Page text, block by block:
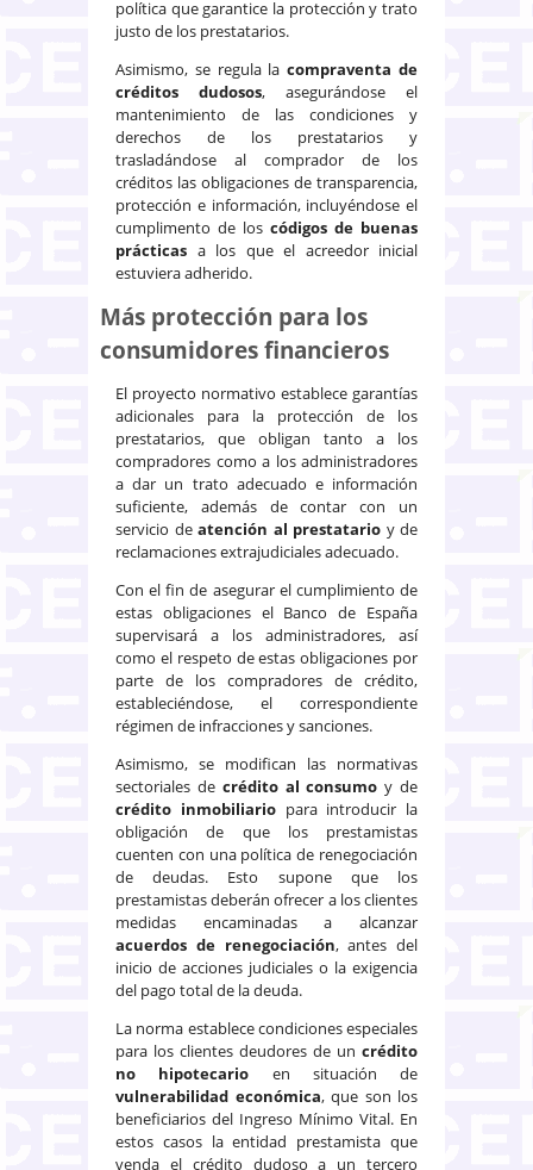
política que garantice la protección y trato
justo de los prestatarios.
Asimismo, se regula lacompraventa de
créditos dudosos, asegurándose el
mantenimiento de las condiciones y
derechos de los prestatarios y
trasladándose al comprador de los
créditos las obligaciones de transparencia,
protección e información, incluyéndose el
cumplimento de los códigos de buenas
prácticas a los que el acreedor inicial
estuviera adherido.
Más protección para los
consumidores financieros
El proyecto normativo establece garantías
adicionales para la protección de los
prestatarios, que obligan tanto a los
compradores como a los administradores
a dar un trato adecuado e información
suficiente, además de contar con un
servicio de atención al prestatario y de
reclamaciones extrajudiciales adecuado.
Con el fin de asegurar el cumplimiento de
estas obligaciones el Banco de España
supervisará a los administradores, así
como el respeto de estas obligaciones por
parte de los compradores de crédito,
estableciéndose, el correspondiente
régimen de infracciones y sanciones.
Asimismo, se modifican las normativas
sectoriales de crédito al consumo y de
crédito inmobiliariopara introducir la
obligación de que los prestamistas
cuenten con una política de renegociación
de deudas. Esto supone que los
prestamistas deberán ofrecer a los clientes
medidas encaminadas a alcanzar
acuerdos de renegociación, antes del
inicio de acciones judiciales o la exigencia
del pago total de la deuda.
La norma establece condiciones especiales
para los clientes deudores de un crédito
no hipotecario en situación de
vulnerabilidad económica, que son los
beneficiarios del Ingreso Mínimo Vital. En
estos casos la entidad prestamista que
venda el crédito dudoso a un tercero